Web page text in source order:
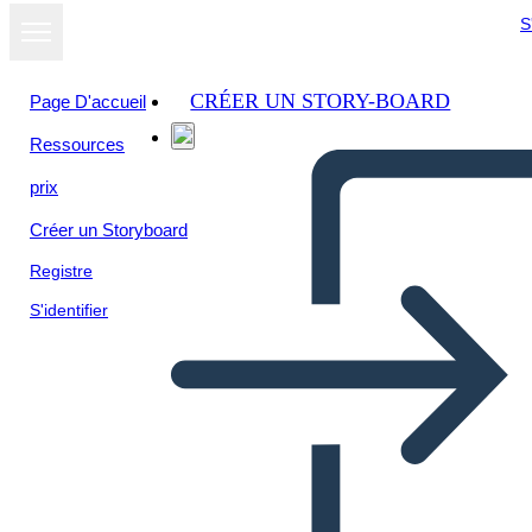
Page D'accueil
Ressources
prix
Créer un Storyboard
Registre
S'identifier
CRÉER UN STORY-BOARD